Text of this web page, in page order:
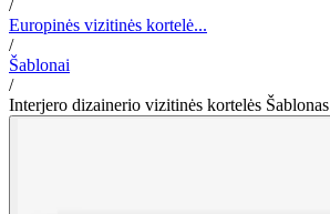
/
Europinės vizitinės kortelė...
/
Šablonai
/
Interjero dizainerio vizitinės kortelės Šablonas